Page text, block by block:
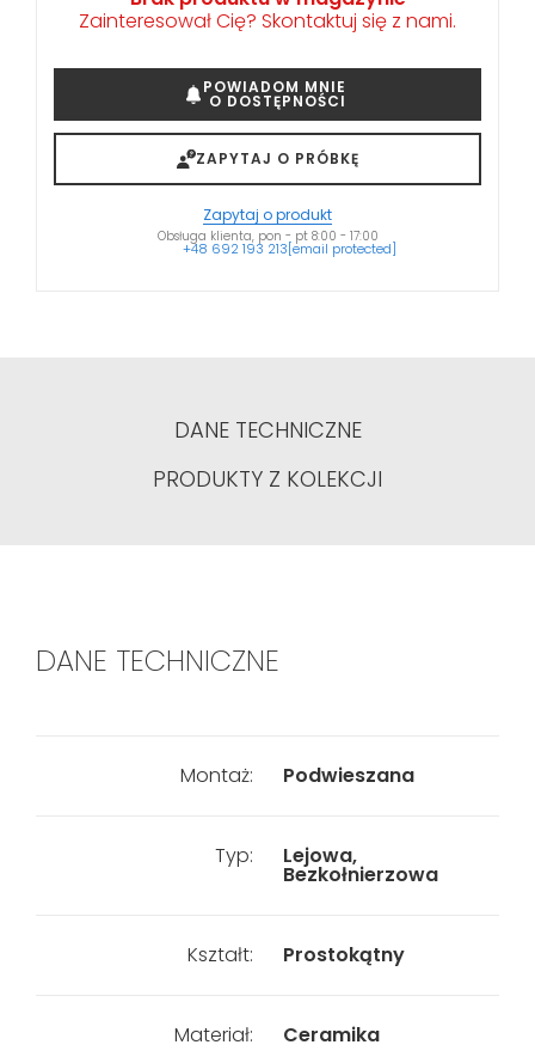
Zainteresował Cię? Skontaktuj się z nami.
POWIADOM MNIE
O DOSTĘPNOŚCI
ZAPYTAJ O PRÓBKĘ
Zapytaj o produkt
Obsługa klienta, pon - pt 8:00 - 17:00
+48 692 193 213[email protected]
DANE TECHNICZNE
PRODUKTY Z KOLEKCJI
DANE TECHNICZNE
Montaż: Podwieszana
Typ: Lejowa,
Bezkołnierzowa
Kształt: Prostokątny
Materiał: Ceramika